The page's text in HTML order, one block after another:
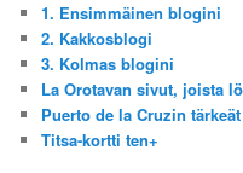
1. Ensimmäinen blogini
2. Kakkosblogi
3. Kolmas blogini
La Orotavan sivut, joista
Puerto de la Cruzin
Titsa-kortti ten+